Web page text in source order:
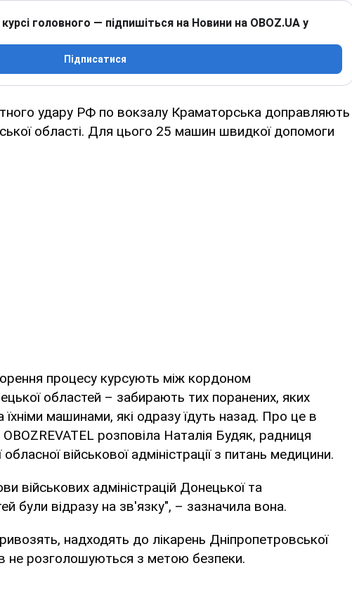
головного — підпишіться на Новини на OBOZ.UA у
Підписатися
удару РФ по вокзалу Краматорська доправляють
області. Для цього 25 машин швидкої допомоги
процесу курсують між кордоном
областей – забирають тих поранених, яких
їхніми машинами, які одразу їдуть назад. Про це в
розповіла Наталія Будяк, радниця
військової адміністрації з питань медицини.
військових адміністрацій Донецької та
були відразу на зв'язку", – зазначила вона.
надходять до лікарень Дніпропетровської
не розголошуються з метою безпеки.